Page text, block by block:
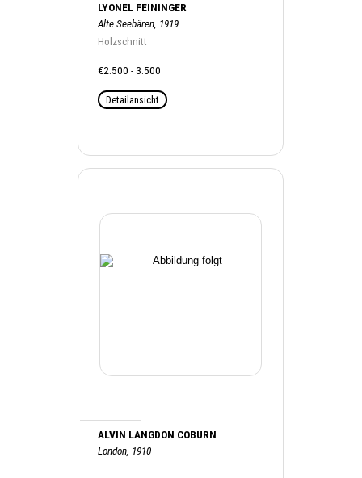
LYONEL FEININGER
Alte Seebären, 1919
Holzschnitt
€2.500 - 3.500
Detailansicht
ALVIN LANGDON COBURN
London, 1910